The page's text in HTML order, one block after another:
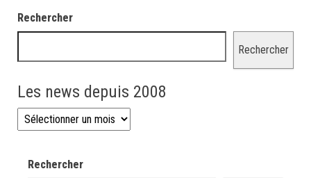
Rechercher
Rechercher
Les news depuis 2008
Les news depuis 2008
Rechercher